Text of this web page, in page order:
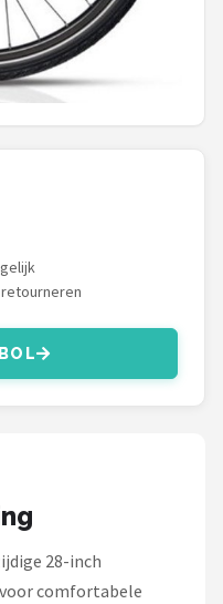
retourneren
28-inch
comfortabele